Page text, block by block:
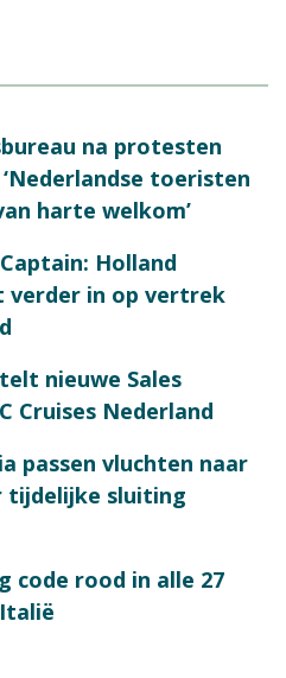
na protesten
toeristen
harte welkom’
Holland
verder in op vertrek
nieuwe Sales
Cruises Nederland
passen vluchten naar
tijdelijke sluiting
code rood in alle 27